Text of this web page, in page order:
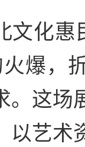
文化
爆，
。这场
以艺术